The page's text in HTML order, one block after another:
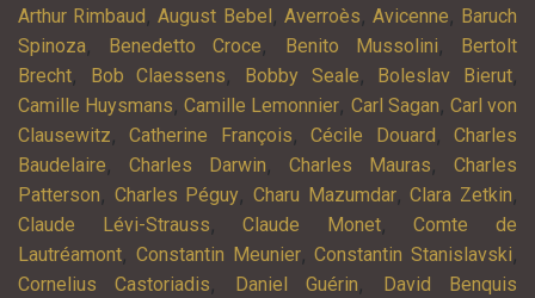
Arthur Rimbaud ,August Bebel , Averroès, Avicenne, Baruch
Spinoza, Benedetto Croce, Benito Mussolini,
Bertolt
Brecht, Bob Claessens, Bobby Seale, Boleslav Bierut,
Camille Huysmans,Camille Lemonnier, Carl Sagan, Carl von
Clausewitz,Catherine François,Cécile Douard ,Charles
Baudelaire, Charles Darwin, Charles Mauras, Charles
Patterson, Charles Péguy,Charu Mazumdar,Clara Zetkin,
Claude Lévi-Strauss,Claude Monet,Comte de
Lautréamont, Constantin Meunier,Constantin Stanislavski,
Cornelius Castoriadis, Daniel Guérin,
David Benquis